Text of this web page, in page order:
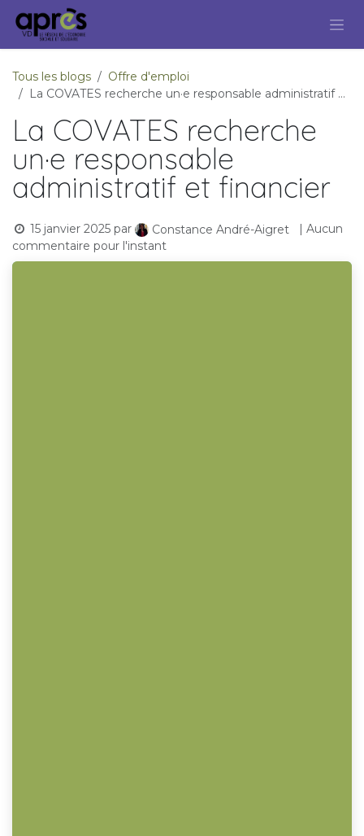
Se rendre au contenu
Tous les blogs
Offre d'emploi
La COVATES recherche un·e responsable administratif et financier
La COVATES recherche
un·e responsable
administratif et financier
15 janvier 2025 par Constance André-Aigret
| Aucun
commentaire pour l'instant